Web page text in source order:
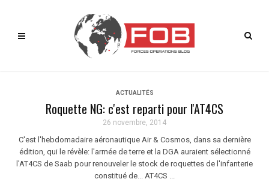
ACTUALITÉS
Roquette NG: c'est reparti pour l'AT4CS
26 novembre, 2014
C'est l'hebdomadaire aéronautique Air & Cosmos, dans sa dernière
édition, qui le révèle: l'armée de terre et la DGA auraient sélectionné
l'AT4CS de Saab pour renouveler le stock de roquettes de l'infanterie
constitué de... AT4CS ...